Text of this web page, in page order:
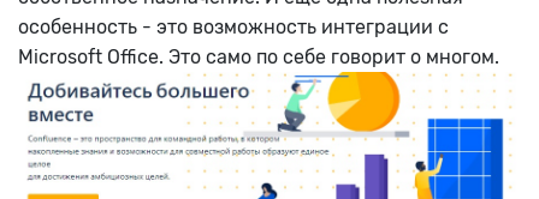
особенность - это возможность интеграции с
Microsoft Office. Это само по себе говорит о многом.